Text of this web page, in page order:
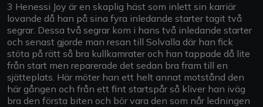
3 Henessi Joy är en skaplig häst som inlett sin karriär
lovande då han på sina fyra inledande starter tagit två
segrar. Dessa två segrar kom i hans två inledande starter
och senast gjorde man resan till Solvalla där han fick
stöta på rätt så bra kullkamrater och han tappade då lite
från start men reparerade det sedan bra fram till en
sjätteplats. Här möter han ett helt annat motstånd den
här gången och från ett fint startspår så kliver han iväg
bra den första biten och bör vara den som når ledningen